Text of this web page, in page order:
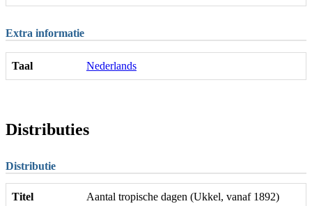
Extra informatie
Taal Nederlands
Distributies
Distributie
Titel Aantal tropische dagen (Ukkel, vanaf 1892)